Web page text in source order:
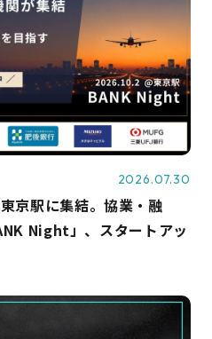
2026.07.30
京駅に集結。協業・融
Night」、スタートアッ